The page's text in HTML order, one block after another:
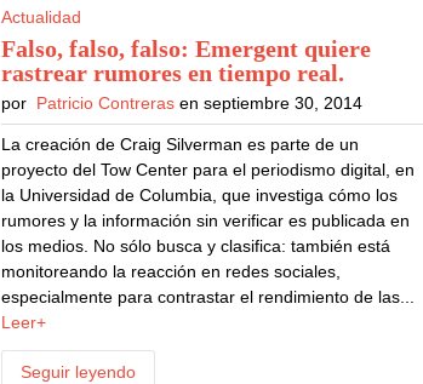
Actualidad
Falso, falso, falso: Emergent quiere
rastrear rumores en tiempo real.
por Patricio Contreras en septiembre 30, 2014
La creación de Craig Silverman es parte de un
proyecto del Tow Center para el periodismo digital, en
la Universidad de Columbia, que investiga cómo los
rumores y la información sin verificar es publicada en
los medios. No sólo busca y clasifica: también está
monitoreando la reacción en redes sociales,
especialmente para contrastar el rendimiento de las...
Leer+
Seguir leyendo